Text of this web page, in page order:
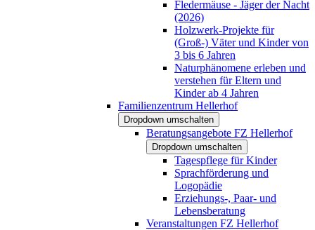
Fledermäuse - Jäger der Nacht
(2026)
Holzwerk-Projekte für
(Groß-) Väter und Kinder von
3 bis 6 Jahren
Naturphänomene erleben und
verstehen für Eltern und
Kinder ab 4 Jahren
Familienzentrum Hellerhof
Dropdown umschalten
Beratungsangebote FZ Hellerhof
Dropdown umschalten
Tagespflege für Kinder
Sprachförderung und
Logopädie
Erziehungs-, Paar- und
Lebensberatung
Veranstaltungen FZ Hellerhof